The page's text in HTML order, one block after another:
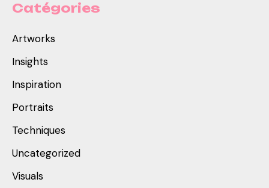
Catégories
Artworks
Insights
Inspiration
Portraits
Techniques
Uncategorized
Visuals